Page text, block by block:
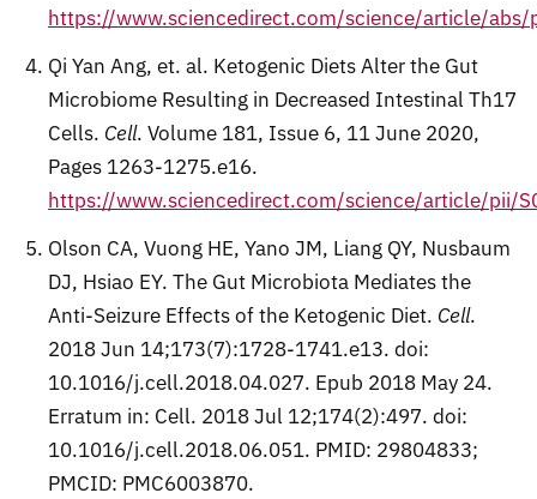
https://www.sciencedirect.com/science/article/
Qi Yan Ang, et. al. Ketogenic Diets Alter the Gut
Microbiome Resulting in Decreased Intestinal Th17
Cells. Cell. Volume 181, Issue 6, 11 June 2020,
Pages 1263-1275.e16.
https://www.sciencedirect.com/science/article/pii/
Olson CA, Vuong HE, Yano JM, Liang QY, Nusbaum
DJ, Hsiao EY. The Gut Microbiota Mediates the
Anti-Seizure Effects of the Ketogenic Diet. Cell.
2018 Jun 14;173(7):1728-1741.e13. doi:
10.1016/j.cell.2018.04.027. Epub 2018 May 24.
Erratum in: Cell. 2018 Jul 12;174(2):497. doi:
10.1016/j.cell.2018.06.051. PMID: 29804833;
PMCID: PMC6003870.